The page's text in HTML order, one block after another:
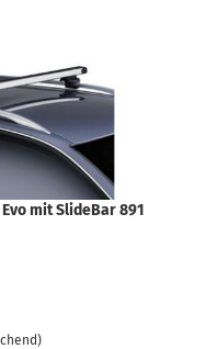
mit SlideBar 891